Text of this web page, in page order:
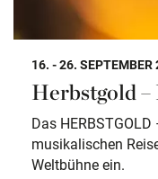
16. - 26. SEPTEMBER
Herbstgold
Das
musikalischen
Weltbühne ein.